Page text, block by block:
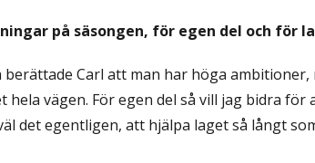
på säsongen, för egen del och för
berättade Carl att man har höga
hela vägen. För egen del så vill jag bidra för
det egentligen, att hjälpa laget så långt